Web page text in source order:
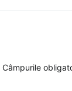
Câmpurile